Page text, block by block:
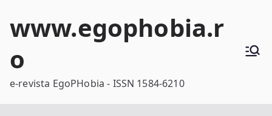
www.egophobia.r
o
e-revista EgoPHobia - ISSN 1584-6210